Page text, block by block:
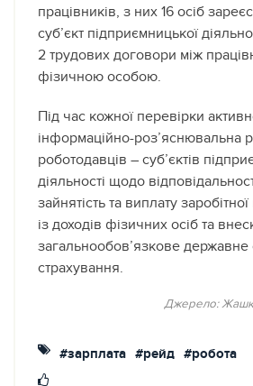
працівників, з них 16 осіб
суб’єкт підприємницької
2 трудових договори між
фізичною особою.
Під час кожної перевірки
інформаційно-роз’яснювальна
роботодавців – суб’єктів
діяльності щодо
зайнятість та виплату
із доходів фізичних осіб та
загальнообов’язкове державне
страхування.
Джерело:
#зарплата #рейд #робота